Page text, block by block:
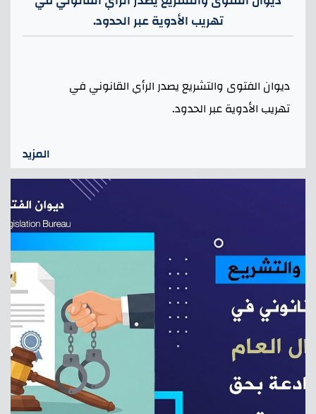
تهريب الأدوية عبر الحدود.
ديوان الفتوى والتشريع يصدر الرأي القانوني في
تهريب الأدوية عبر الحدود.
المزيد